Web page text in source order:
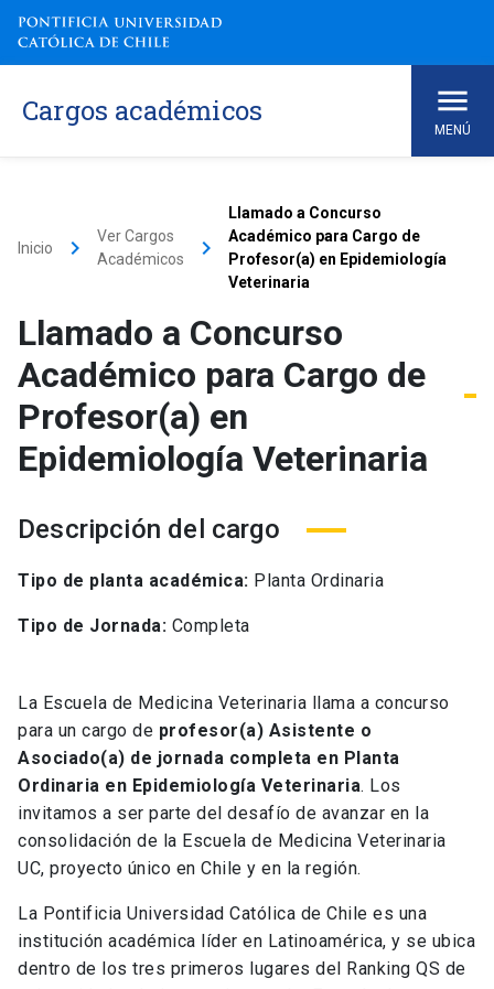
Cargos académicos
MENÚ
Inicio keyboard_arrow_right
Ver Cargos
Académicos
keyboard_arrow_right
Llamado a Concurso
Académico para Cargo de
Profesor(a) en Epidemiología
Veterinaria
Llamado a Concurso
Académico para Cargo de
Profesor(a) en
Epidemiología Veterinaria
Descripción del cargo
Tipo de planta académica: Planta Ordinaria
Tipo de Jornada: Completa
La Escuela de Medicina Veterinaria llama a concurso
para un cargo de profesor(a) Asistente o
Asociado(a) de jornada completa en Planta
Ordinaria en Epidemiología Veterinaria. Los
invitamos a ser parte del desafío de avanzar en la
consolidación de la Escuela de Medicina Veterinaria
UC, proyecto único en Chile y en la región.
La Pontificia Universidad Católica de Chile es una
institución académica líder en Latinoamérica, y se ubica
dentro de los tres primeros lugares del Ranking QS de